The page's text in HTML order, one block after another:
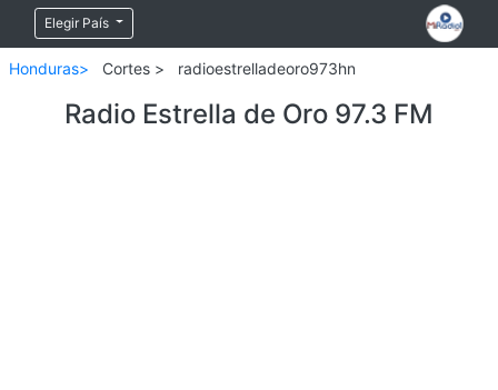
Elegir País
Honduras> Cortes > radioestrelladeoro973hn
Radio Estrella de Oro 97.3 FM